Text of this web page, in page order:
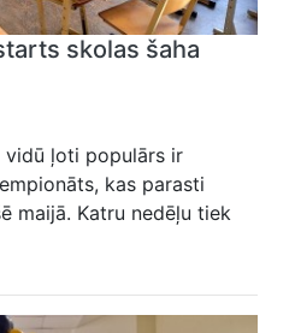
skolas šaha
vidū ļoti populārs ir
kas parasti
maijā. Katru nedēļu tiek